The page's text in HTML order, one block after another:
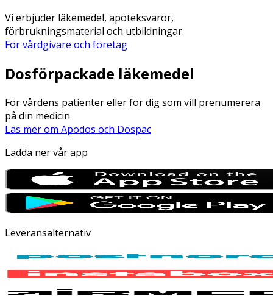
Vi erbjuder läkemedel, apoteksvaror,
förbrukningsmaterial och utbildningar.
För vårdgivare och företag
Dosförpackade läkemedel
För vårdens patienter eller för dig som vill prenumerera
på din medicin
Läs mer om Apodos och Dospac
Ladda ner vår app
Leveransalternativ